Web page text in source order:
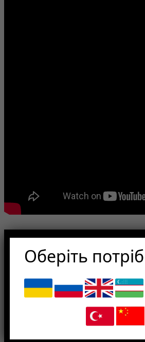
Оберіть